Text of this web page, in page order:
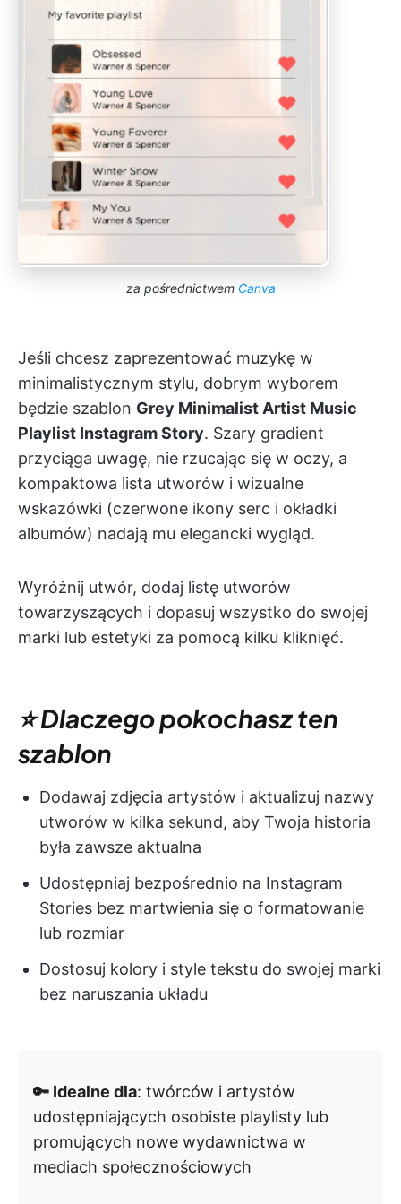
za pośrednictwem Canva
Jeśli chcesz zaprezentować muzykę w
minimalistycznym stylu, dobrym wyborem
będzie szablon Grey Minimalist Artist Music
Playlist Instagram Story. Szary gradient
przyciąga uwagę, nie rzucając się w oczy, a
kompaktowa lista utworów i wizualne
wskazówki (czerwone ikony serc i okładki
albumów) nadają mu elegancki wygląd.
Wyróżnij utwór, dodaj listę utworów
towarzyszących i dopasuj wszystko do swojej
marki lub estetyki za pomocą kilku kliknięć.
⭐ Dlaczego pokochasz ten
szablon
Dodawaj zdjęcia artystów i aktualizuj nazwy
utworów w kilka sekund, aby Twoja historia
była zawsze aktualna
Udostępniaj bezpośrednio na Instagram
Stories bez martwienia się o formatowanie
lub rozmiar
Dostosuj kolory i style tekstu do swojej marki
bez naruszania układu
🔑 Idealne dla: twórców i artystów
udostępniających osobiste playlisty lub
promujących nowe wydawnictwa w
mediach społecznościowych